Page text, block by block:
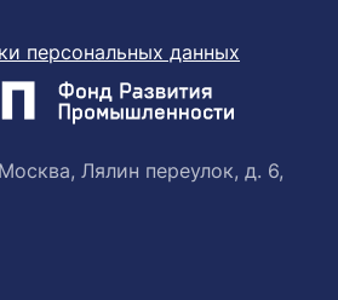
персональных данных
Лялин переулок, д. 6,